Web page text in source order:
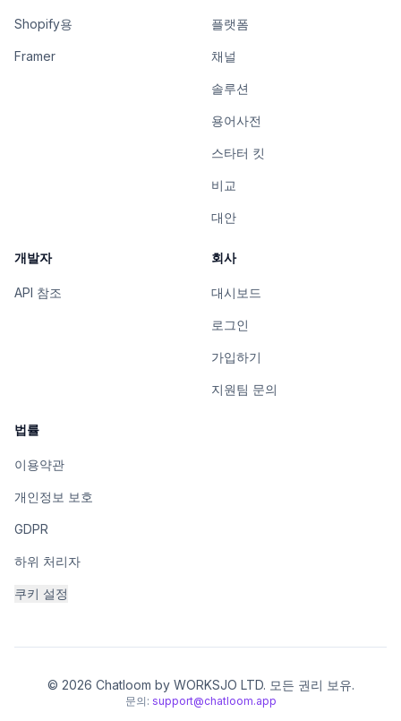
Shopify용
Framer
플랫폼
채널
솔루션
용어사전
스타터 킷
비교
대안
개발자
API 참조
회사
대시보드
로그인
가입하기
지원팀 문의
법률
이용약관
개인정보 보호
GDPR
하위 처리자
쿠키 설정
© 2026 Chatloom by WORKSJO LTD. 모든 권리 보유.
문의: support@chatloom.app